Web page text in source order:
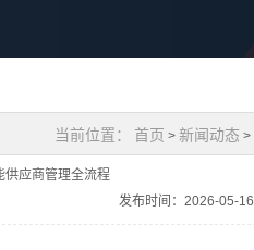
当前位置： 首页 > 新闻动态 >
供应商管理全流程
发布时间：2026-05-16